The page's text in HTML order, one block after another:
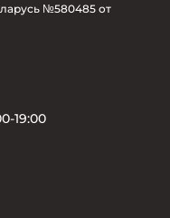
№580485 от
19:00